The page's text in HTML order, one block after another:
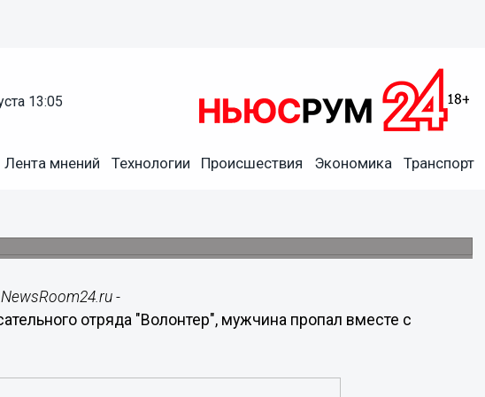
13:05
Лента мнений Технологии Происшествия Экономика Транспорт
поиски нижегородца на
-
отряда "Волонтер", мужчина пропал вместе с